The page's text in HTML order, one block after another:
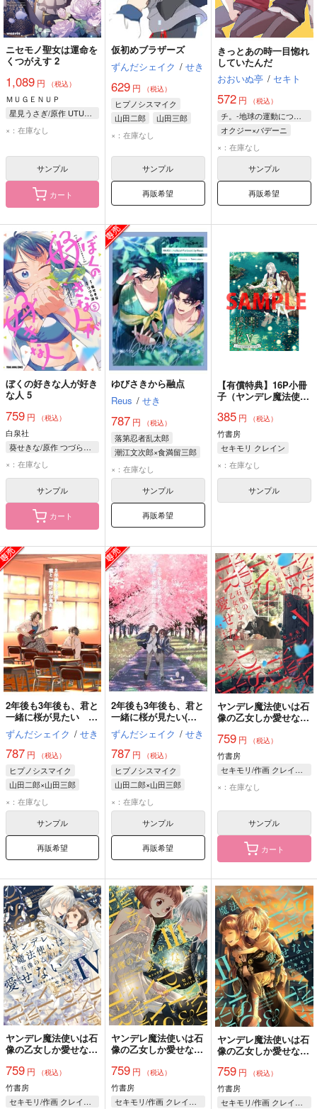
ニセモノ聖女は運命を
くつがえす 2
1,089 円 （税込）
ＭＵＧＥＮＵＰ
星見うさぎ/原作 UTUTU/ネーム 亜乃アメ助/ネーム 桑乃あやせ/キャラクターデザイン線画 くわたくわ/着彩仕上げ Minto Studio/制作
×：在庫なし
サンプル
カート
仮初めブラザーズ
ずんだシェイク / せき
629 円 （税込）
ヒプノシスマイク
山田二郎
山田三郎
×：在庫なし
サンプル
再販希望
きっとあの時一目惚れ
していたんだ
おおいぬ亭 / セキト
572円 （税込）
チ。-地球の運動について-
オクジー×バデーニ
オクジー
×：在庫なし
サンプル
再販希望
ぼくの好きな人が好き
な人 5
759 円 （税込）
白泉社
葵せきな/原作 つづら涼/漫画
×：在庫なし
サンプル
カート
ゆびさきから融点
Reus / せき
787 円 （税込）
落第忍者乱太郎
潮江文次郎×食満留三郎
×：在庫なし
サンプル
再販希望
【有償特典】16P小冊
子（ヤンデレ魔法使い
ない 魔女は愛弟子の
熱い口づけでとける
5）
385円 （税込）
竹書房
セキモリ クレイン
×：在庫なし
サンプル
2年後も3年後も、君と
一緒に桜が見たい 後
編
ずんだシェイク / せき
787 円 （税込）
ヒプノシスマイク
山田二郎×山田三郎
山田二郎
×：在庫なし
サンプル
再販希望
2年後も3年後も、君と
一緒に桜が見たい(前
編)
ずんだシェイク / せき
787 円 （税込）
ヒプノシスマイク
山田二郎×山田三郎
山田二郎
×：在庫なし
サンプル
再販希望
ヤンデレ魔法使いは石
像の乙女しか愛せない
づけでとける 5
759円 （税込）
竹書房
セキモリ/作画 クレイン/原作
×：在庫なし
サンプル
カート
ヤンデレ魔法使いは石
像の乙女しか愛せない
づけでとける 4
759 円 （税込）
竹書房
セキモリ/作画 クレイン/原作
ヤンデレ魔法使いは石
像の乙女しか愛せない
づけでとける 3
759 円 （税込）
竹書房
セキモリ/作画 クレイン/原作
ヤンデレ魔法使いは石
像の乙女しか愛せない
づけでとける 2
759円 （税込）
竹書房
セキモリ/作画 クレイン/原作